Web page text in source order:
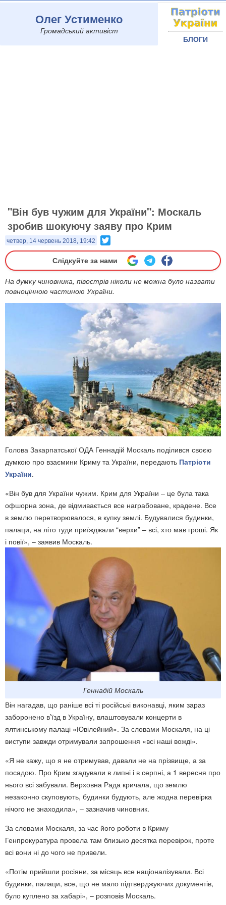
Олег Устименко
Громадський активіст
БЛОГИ
"Він був чужим для України": Москаль
зробив шокуючу заяву про Крим
четвер, 14 червень 2018, 19:42
Слідкуйте за нами
На думку чиновника, півострів ніколи не можна було назвати
повноцінною частиною України.
Голова Закарпатської ОДА Геннадій Москаль поділився своєю
думкою про взаємини Криму та України, передають Патріоти
України.
«Він був для України чужим. Крим для України – це була така
офшорна зона, де відмивається все награбоване, крадене. Все
в землю перетворювалося, в купку землі. Будувалися будинки,
палаци, на літо туди приїжджали “верхи” – всі, хто мав гроші. Як
і повії», – заявив Москаль.
Геннадій Москаль
Він нагадав, що раніше всі ті російські виконавці, яким зараз
заборонено в’їзд в Україну, влаштовували концерти в
ялтинському палаці «Ювілейний». За словами Москаля, на ці
виступи завжди отримували запрошення «всі наші вожді».
«Я не кажу, що я не отримував, давали не на прізвище, а за
посадою. Про Крим згадували в липні і в серпні, а 1 вересня про
нього всі забували. Верховна Рада кричала, що землю
незаконно скуповують, будинки будують, але жодна перевірка
нічого не знаходила», – зазначив чиновник.
За словами Москаля, за час його роботи в Криму
Генпрокуратура провела там близько десятка перевірок, проте
всі вони ні до чого не привели.
«Потім прийшли росіяни, за місяць все націоналізували. Всі
будинки, палаци, все, що не мало підтверджуючих документів,
було куплено за хабарі», – розповів Москаль.